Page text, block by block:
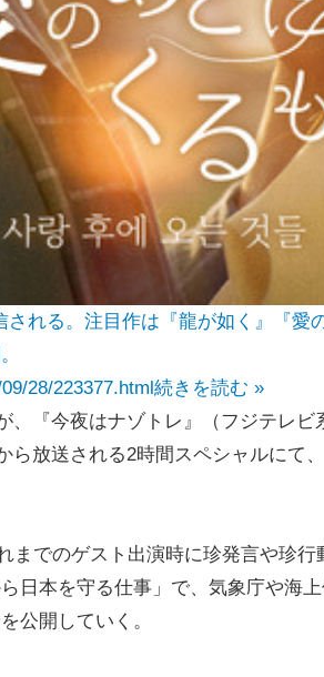
れる。注目作は『龍が如く』『愛
28/223377.html続きを読む »
『今夜はナゾトレ』（フジテレビ
ら放送される2時間スペシャルにて
までのゲスト出演時に珍発言や珍
日本を守る仕事」で、気象庁や海
公開していく。